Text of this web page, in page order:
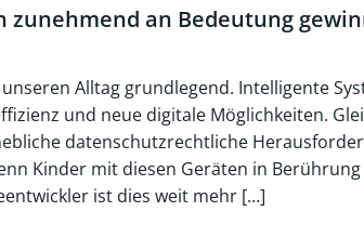
an Bedeutung
Alltag grundlegend. Intelligente
und neue digitale Möglichkeiten.
datenschutzrechtliche
Kinder mit diesen Geräten in
ist dies weit mehr […]